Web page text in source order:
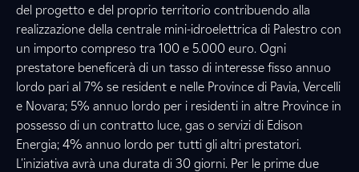
del progetto e del proprio territorio contribuendo alla
realizzazione della centrale mini-idroelettrica di Palestro con
un importo compreso tra 100 e 5.000 euro. Ogni
prestatore beneficerà di un tasso di interesse fisso annuo
lordo pari al 7% se resident e nelle Province di Pavia, Vercelli
e Novara; 5% annuo lordo per i residenti in altre Province in
possesso di un contratto luce, gas o servizi di Edison
Energia; 4% annuo lordo per tutti gli altri prestatori.
L'iniziativa avrà una durata di 30 giorni. Per le prime due